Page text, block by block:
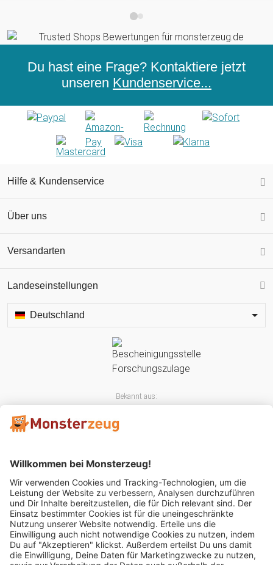
Du hast eine Frage? Kontaktiere jetzt
unseren Kundenservice...
Hilfe & Kundenservice
Über uns
Versandarten
Landeseinstellungen
Deutschland
Bekannt aus:
Mitglied im: